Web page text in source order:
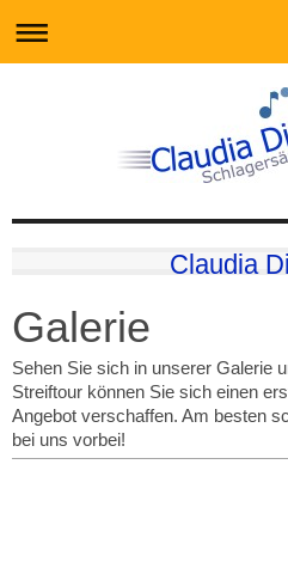
Claudia
Galerie
Sehen Sie sich in unserer Galerie
Streiftour können Sie sich einen
Angebot verschaffen. Am besten
bei uns vorbei!